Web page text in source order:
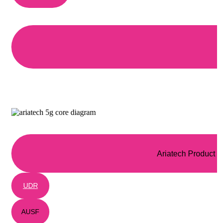
Ariatech Product
UDR
AUSF